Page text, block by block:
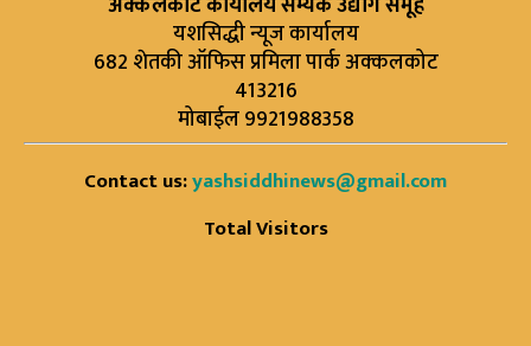
यशसिद्धी न्यूज कार्यालय
682 शेतकी ऑफिस प्रमिला पार्क अक्कलकोट
413216
मोबाईल 9921988358
Contact us:yashsiddhinews@gmail.com
Total Visitors